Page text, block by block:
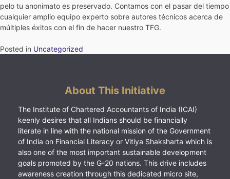
pelo tu anonimato es preservado. Contamos con el pasar del tiempo
cualquier amplio equipo experto sobre autores técnicos acerca de
múltiples éxitos con el fin de hacer nuestro TFG.
Posted in Uncategorized
About This Initiative
The Institute of Chartered Accountants of India (ICAI)
keenly desires that all Indians should be financially
literate in line with the national mission of the Government
of India on Financial Literacy or Vitiya Shaksharta which is
also one of the most important sustainable development
goals promoted by the G-20 nations. This drive includes
awareness creation through this dedicated micro site,